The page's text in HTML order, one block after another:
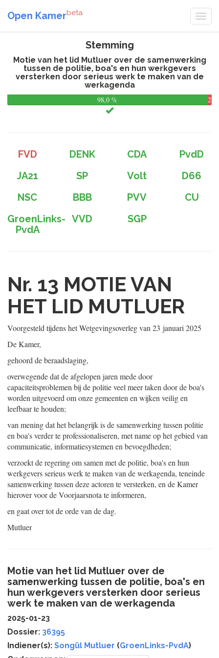
Open Kamerbeta
Stemming
Motie van het lid Mutluer over de samenwerking
tussen de politie, boa's en hun werkgevers
versterken door serieus werk te maken van de
werkagenda
98,0 %
2,0
FVD DENK CDA
PvdD
JA21
SP Volt
D66
NSC
BBB PVV
CU
GroenLinks-
PvdA
VVD SGP
Nr. 13 MOTIE VAN
HET LID MUTLUER
Voorgesteld tijdens het Wetgevingsoverleg van 23 januari 2025
De Kamer,
gehoord de beraadslaging,
overwegende dat de afgelopen jaren mede door
capaciteitsproblemen bij de politie veel meer taken door de boa's
worden uitgevoerd om onze gemeenten en wijken veilig en
leefbaar te houden;
van mening dat het belangrijk is de samenwerking tussen politie
en boa's verder te professionaliseren, met name op het gebied van
communicatie, informatiesystemen en bevoegdheden;
verzoekt de regering om samen met de politie, boa's en hun
werkgevers serieus werk te maken van de werkagenda, teneinde
samenwerking tussen deze actoren te versterken, en de Kamer
hierover voor de Voorjaarsnota te informeren,
en gaat over tot de orde van de dag.
Mutluer
Motie van het lid Mutluer over de
samenwerking tussen de politie, boa's en
hun werkgevers versterken door serieus
werk te maken van de werkagenda
2025-01-23
Dossier: 36395
Indiener(s): Songül Mutluer (GroenLinks-PvdA)